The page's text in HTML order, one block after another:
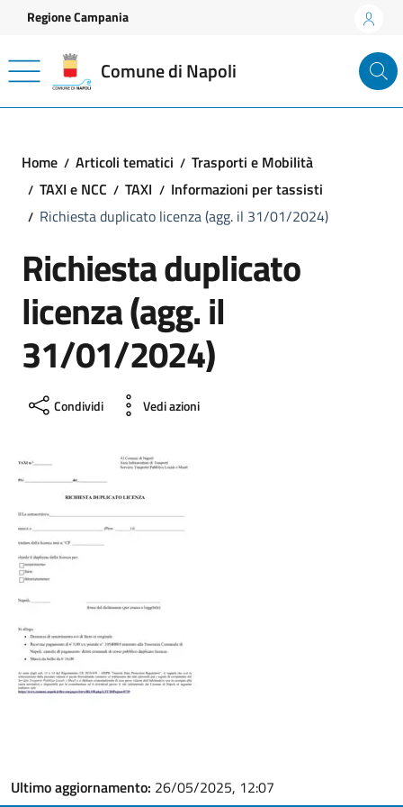
Vai ai contenuti
Vai al footer
Regione Campania
Comune di Napoli
Home Articoli tematici
Trasporti e Mobilità
TAXI e NCC
TAXI
Informazioni per tassisti
Richiesta duplicato licenza (agg. il 31/01/2024)
Richiesta duplicato
licenza (agg. il
31/01/2024)
Condividi Vedi azioni
Ultimo aggiornamento: 26/05/2025, 12:07